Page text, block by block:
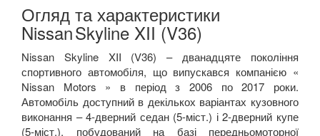
X-Trail III (T32)
PEUGEOT keyboard_arrow_down
PORSCHE keyboard_arrow_down
Огляд та характеристики
NissanSkyline XII (V36)
Nissan Skyline XII (V36) – дванадцяте покоління
спортивного автомобіля, що випускався компанією «
Nissan Motors » в період з 2006 по 2017 роки.
Автомобіль доступний в декількох варіантах кузовного
виконання – 4-дверний седан (5-міст.) і 2-дверний купе
(5-міст.), побудований на базі передньомоторної